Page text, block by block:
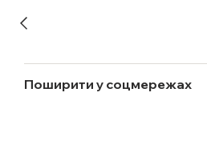
Поширити у соцмережах